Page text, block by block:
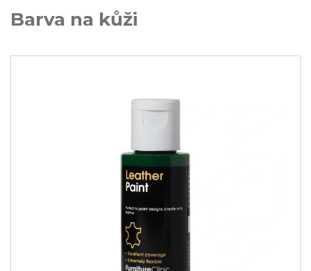
Barva na kůži